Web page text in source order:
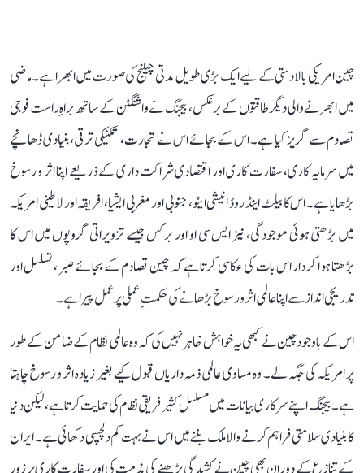
چین امریکی بالادستی کے لیے ایک بڑی طویل مدتی چیلنج کی صورت میں ابھرا ہے۔ ماضی
میں ابھرنے والی دیگر طاقتوں کے برعکس، بیجنگ نے واشنگٹن کے ساتھ براہِ راست فوجی
تصادم سے گریز کیا ہے۔ اس کے بجائے اس نے تجارت، تکنیکی ترقی، بنیادی ڈھانچے
میں سرمایہ کاری، سفارت کاری اور اقتصادی شراکت داری کے ذریعے اپنا اثر و رسوخ
بڑھایا ہے۔ اس کا بیلٹ اینڈ روڈ انیشی ایٹو، جنوبی اور مغربی ایشیا، افریقہ اور لاطینی امریکہ
میں بڑھتی ہوئی موجودگی، نیز ایس سی او اور برکس جیسے تزویراتی گروپوں میں اس کا
بڑھتا ہوا کردار اس بات کی عکاسی کرتا ہے کہ چین تصادم کے بجائے صبر، تسلسل اور
تدریجی انداز سے اپنا عالمی اثر و رسوخ بڑھانے کی حکمتِ عملی پر عمل پیرا ہے۔
اس کے باوجود چین نے کبھی یہ خواہش ظاہر نہیں کی کہ وہ عالمی نظام کے ضامن کے طور
پر امریکہ کی جگہ لے۔ وہ مساوی عالمی ذمہ داریاں قبول کیے بغیر زیادہ اثر و رسوخ چاہتا
ہے۔ بیجنگ اپنے سرکاری بیانات میں مسلسل کثیر فریقی نظام کی حمایت کرتا ہے، لیکن دنیا
کا بنیادی سلامتی فراہم کرنے والا ملک بننے میں اس نے بہت کم دلچسپی دکھائی ہے۔ ایران